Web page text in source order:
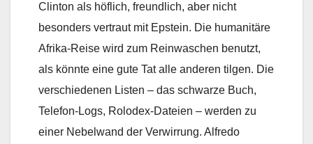
Clinton als höflich, freundlich, aber nicht
besonders vertraut mit Epstein. Die humanitäre
Afrika-Reise wird zum Reinwaschen benutzt,
als könnte eine gute Tat alle anderen tilgen. Die
verschiedenen Listen – das schwarze Buch,
Telefon-Logs, Rolodex-Dateien – werden zu
einer Nebelwand der Verwirrung. Alfredo